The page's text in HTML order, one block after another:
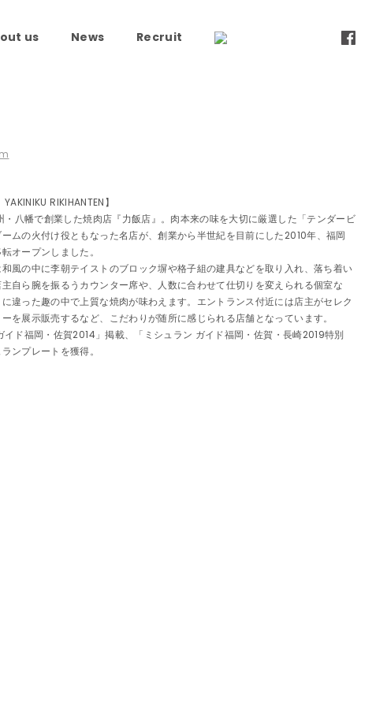
us News Recruit
RIKIHANTEN】
・八幡で創業した焼肉店『力飯店』。肉本来の味を大切に厳選した「テンダービ
ムの火付け役ともなった名店が、創業から半世紀を目前にした2010年、福岡
オープンしました。
風の中に李朝テイストのブロック塀や格子組の建具などを取り入れ、落ち着い
自ら腕を振るうカウンター席や、人数に合わせて仕切りを変えられる個室な
違った趣の中で上質な焼肉が味わえます。エントランス付近には店主がセレク
を展示販売するなど、こだわりが随所に感じられる店舗となっています。
イド福岡・佐賀2014」掲載、「ミシュラン ガイド福岡・佐賀・長崎2019特別
ンプレートを獲得。